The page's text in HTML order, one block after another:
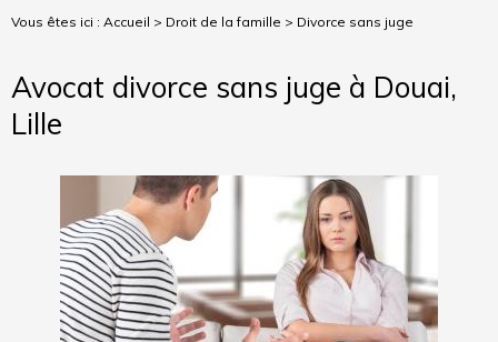
Vous êtes ici : Accueil > Droit de la famille > Divorce sans juge
Avocat divorce sans juge à Douai,
Lille